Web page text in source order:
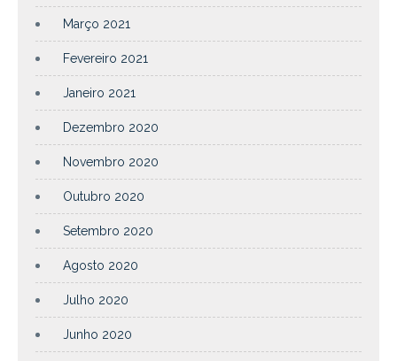
Março 2021
Fevereiro 2021
Janeiro 2021
Dezembro 2020
Novembro 2020
Outubro 2020
Setembro 2020
Agosto 2020
Julho 2020
Junho 2020